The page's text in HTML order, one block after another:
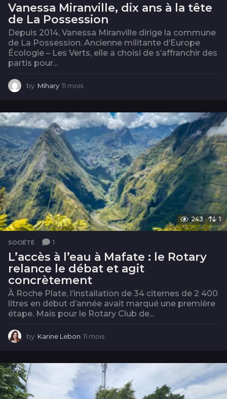
Vanessa Miranville, dix ans à la tête
de La Possession
Depuis 2014, Vanessa Miranville dirige la commune
de La Possession. Ancienne militante d’Europe
Écologie – Les Verts, elle a choisi de s’affranchir des
partis pour...
by Mihary 11 mois
o
i
s
243 1
SOCIÉTÉ 1
L’accès à l’eau à Mafate : le Rotary
relance le débat et agit
concrètement
À Roche Plate, l’installation de 34 citernes de 2 400
litres en début d’année avait marqué une première
étape. Mais pour le Rotary Club de...
by Karine Lebon 11 mois
o
i
s